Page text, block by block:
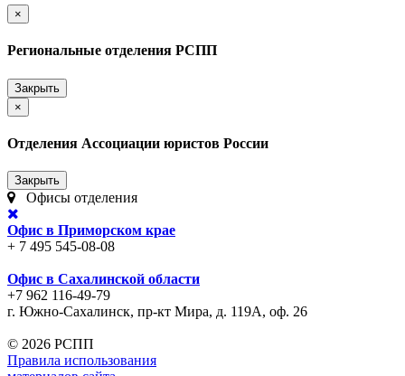
×
Региональные отделения РСПП
Закрыть
×
Отделения Ассоциации юристов России
Закрыть
Офисы отделения
Офис в Приморском крае
+ 7 495 545-08-08
Офис в Сахалинской области
+7 962 116-49-79
г. Южно-Сахалинск, пр-кт Мира, д. 119А, оф. 26
© 2026 РСПП
Правила использования